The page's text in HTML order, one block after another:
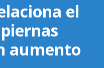
el
aumento